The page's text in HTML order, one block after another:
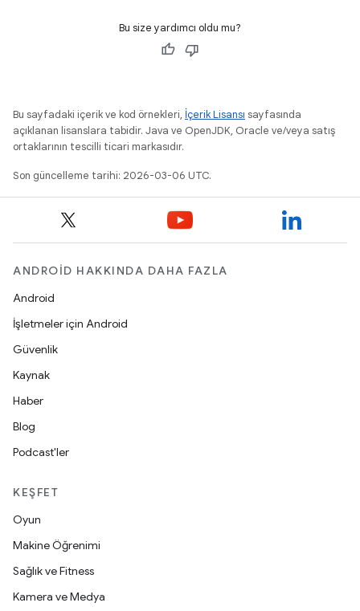
Bu size yardımcı oldu mu?
Bu sayfadaki içerik ve kod örnekleri, İçerik Lisansı sayfasında
açıklanan lisanslara tabidir. Java ve OpenJDK, Oracle ve/veya satış
ortaklarının tescilli ticari markasıdır.
Son güncelleme tarihi: 2026-03-06 UTC.
ANDROID HAKKINDA DAHA FAZLA
Android
İşletmeler için Android
Güvenlik
Kaynak
Haber
Blog
Podcast'ler
KEŞFET
Oyun
Makine Öğrenimi
Sağlık ve Fitness
Kamera ve Medya